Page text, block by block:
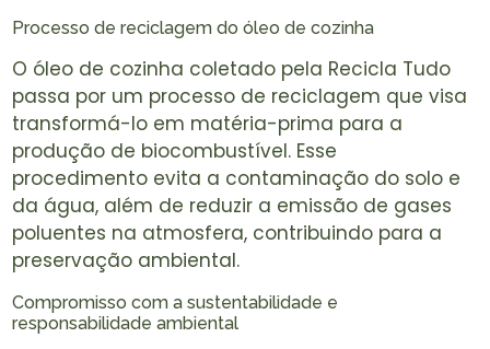
Processo de reciclagem do óleo de cozinha
O óleo de cozinha coletado pela Recicla Tudo
passa por um processo de reciclagem que visa
transformá-lo em matéria-prima para a
produção de biocombustível. Esse
procedimento evita a contaminação do solo e
da água, além de reduzir a emissão de gases
poluentes na atmosfera, contribuindo para a
preservação ambiental.
Compromisso com a sustentabilidade e
responsabilidade ambiental